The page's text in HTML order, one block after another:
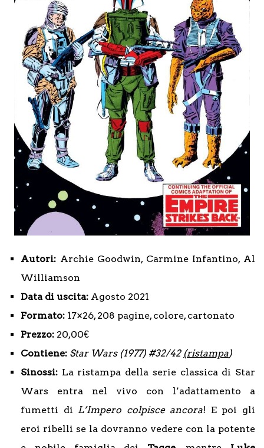
Autori: Archie Goodwin, Carmine Infantino, Al
Williamson
Data di uscita: Agosto 2021
Formato: 17×26, 208 pagine, colore, cartonato
Prezzo: 20,00€
Contiene: Star Wars (1977) #32/42 (ristampa)
Sinossi: La ristampa della serie classica di Star
Wars entra nel vivo con l’adattamento a
fumetti di L’Impero colpisce ancora! E poi gli
eroi ribelli se la dovranno vedere con la potente